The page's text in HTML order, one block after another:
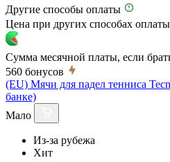
Другие способы оплаты
Цена при других способах оплаты
Сумма месячной платы, если
560 бонусов
(EU) Мячи для падел тенниса
банке)
Мало
Из-за рубежа
Хит